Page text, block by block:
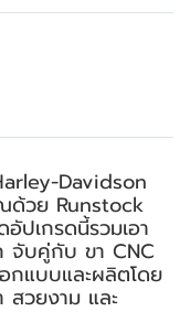
Davidson
ด้วย Runstock
เกรดนี้รวมเอา
จับคู่กับ ขา CNC
แบบและผลิตโดย
สวยงาม และ